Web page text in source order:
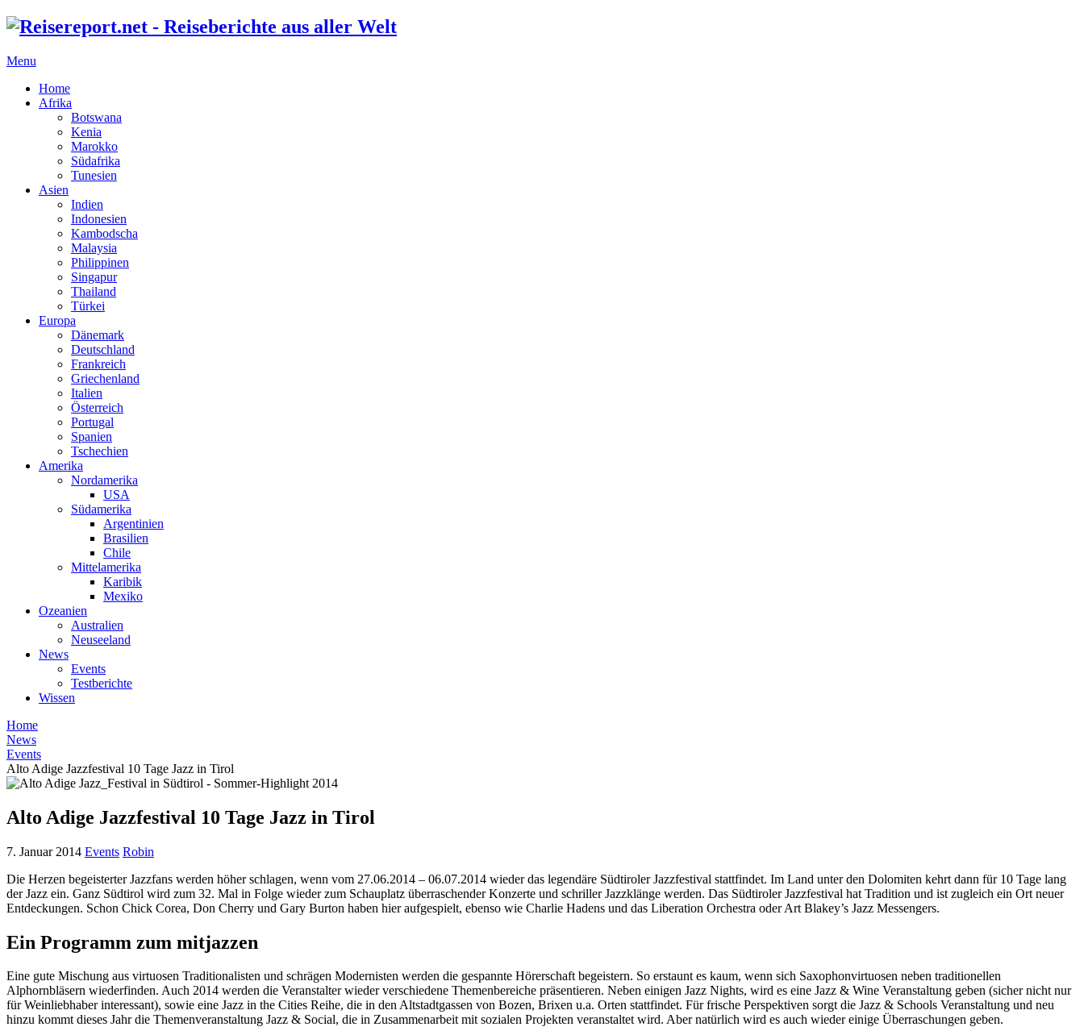
Menu
Home
Afrika
Botswana
Kenia
Marokko
Südafrika
Tunesien
Asien
Indien
Indonesien
Kambodscha
Malaysia
Philippinen
Singapur
Thailand
Türkei
Europa
Dänemark
Deutschland
Frankreich
Griechenland
Italien
Österreich
Portugal
Spanien
Tschechien
Amerika
Nordamerika
USA
Südamerika
Argentinien
Brasilien
Chile
Mittelamerika
Karibik
Mexiko
Ozeanien
Australien
Neuseeland
News
Events
Testberichte
Wissen
Home
News
Events
Alto Adige Jazzfestival 10 Tage Jazz in Tirol
Alto Adige Jazzfestival 10 Tage Jazz in Tirol
7. Januar 2014 Events Robin
Die Herzen begeisterter Jazzfans werden höher schlagen, wenn vom 27.06.2014 – 06.07.2014 wieder das legendäre Südtiroler Jazzfestival stattfindet. Im Land unter den Dolomiten kehrt dann für 10 Tage lang
der Jazz ein. Ganz Südtirol wird zum 32. Mal in Folge wieder zum Schauplatz überraschender Konzerte und schriller Jazzklänge werden. Das Südtiroler Jazzfestival hat Tradition und ist zugleich ein Ort neuer
Entdeckungen. Schon Chick Corea, Don Cherry und Gary Burton haben hier aufgespielt, ebenso wie Charlie Hadens und das Liberation Orchestra oder Art Blakey’s Jazz Messengers.
Ein Programm zum mitjazzen
Eine gute Mischung aus virtuosen Traditionalisten und schrägen Modernisten werden die gespannte Hörerschaft begeistern. So erstaunt es kaum, wenn sich Saxophonvirtuosen neben traditionellen
Alphornbläsern wiederfinden. Auch 2014 werden die Veranstalter wieder verschiedene Themenbereiche präsentieren. Neben einigen Jazz Nights, wird es eine Jazz & Wine Veranstaltung geben (sicher nicht nur
für Weinliebhaber interessant), sowie eine Jazz in the Cities Reihe, die in den Altstadtgassen von Bozen, Brixen u.a. Orten stattfindet. Für frische Perspektiven sorgt die Jazz & Schools Veranstaltung und neu
hinzu kommt dieses Jahr die Themenveranstaltung Jazz & Social, die in Zusammenarbeit mit sozialen Projekten veranstaltet wird. Aber natürlich wird es auch wieder einige Überraschungen geben.